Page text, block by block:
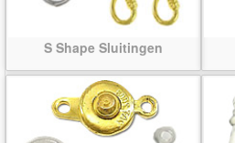
S Shape Sluitingen